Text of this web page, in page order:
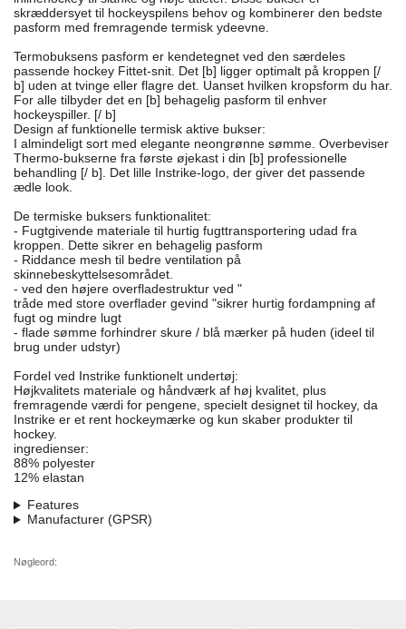
skræddersyet til hockeyspilens behov og kombinerer den bedste
pasform med fremragende termisk ydeevne.
Termobuksens pasform er kendetegnet ved den særdeles
passende hockey Fittet-snit. Det [b] ligger optimalt på kroppen [/
b] uden at tvinge eller flagre det. Uanset hvilken kropsform du har.
For alle tilbyder det en [b] behagelig pasform til enhver
hockeyspiller. [/ b]
Design af funktionelle termisk aktive bukser:
I almindeligt sort med elegante neongrønne sømme. Overbeviser
Thermo-bukserne fra første øjekast i din [b] professionelle
behandling [/ b]. Det lille Instrike-logo, der giver det passende
ædle look.
De termiske buksers funktionalitet:
- Fugtgivende materiale til hurtig fugttransportering udad fra
kroppen. Dette sikrer en behagelig pasform
- Riddance mesh til bedre ventilation på
skinnebeskyttelsesområdet.
- ved den højere overfladestruktur ved "
tråde med store overflader gevind "sikrer hurtig fordampning af
fugt og mindre lugt
- flade sømme forhindrer skure / blå mærker på huden (ideel til
brug under udstyr)
Fordel ved Instrike funktionelt undertøj:
Højkvalitets materiale og håndværk af høj kvalitet, plus
fremragende værdi for pengene, specielt designet til hockey, da
Instrike er et rent hockeymærke og kun skaber produkter til
hockey.
ingredienser:
88% polyester
12% elastan
Features
Manufacturer (GPSR)
Nøgleord: